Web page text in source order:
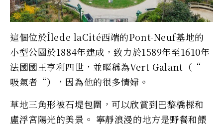
這個位於Îlede laCité西端的Pont-Neuf基地的
小型公園於1884年建成，致力於1589年至1610年
法國國王亨利四世，並暱稱為Vert Galant（“
吸氣者“），因為他的很多情婦。
草地三角形被石堤包圍，可以欣賞到巴黎橋樑和
盧浮宮陽光的美景。 寧靜浪漫的地方是野餐和餵